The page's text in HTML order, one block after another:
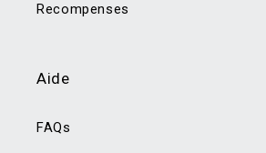
Recompenses
Aide
FAQs